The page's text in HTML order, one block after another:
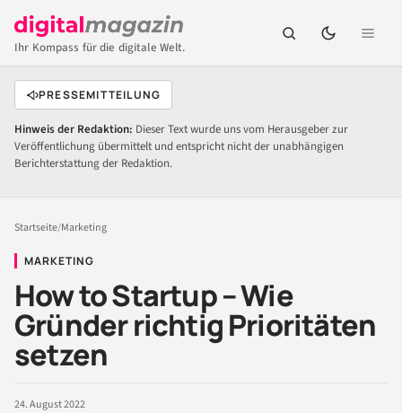
Ihr Kompass für die digitale Welt.
PRESSEMITTEILUNG
Hinweis der Redaktion: Dieser Text wurde uns vom Herausgeber zur
Veröffentlichung übermittelt und entspricht nicht der unabhängigen
Berichterstattung der Redaktion.
Startseite/Marketing
MARKETING
How to Startup – Wie
Gründer richtig Prioritäten
setzen
24. August 2022